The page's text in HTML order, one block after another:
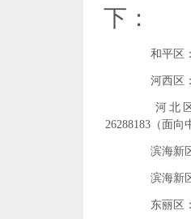
下：
和平区：
河西区：
河北区
26288183（面向
滨海新区
滨海新区
东丽区：